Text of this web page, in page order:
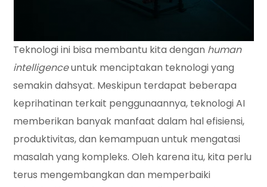
Teknologi ini bisa membantu kita dengan human
intelligenceuntuk menciptakan teknologi yang
semakin dahsyat. Meskipun terdapat beberapa
keprihatinan terkait penggunaannya, teknologi AI
memberikan banyak manfaat dalam hal efisiensi,
produktivitas, dan kemampuan untuk mengatasi
masalah yang kompleks. Oleh karena itu, kita perlu
terus mengembangkan dan memperbaiki